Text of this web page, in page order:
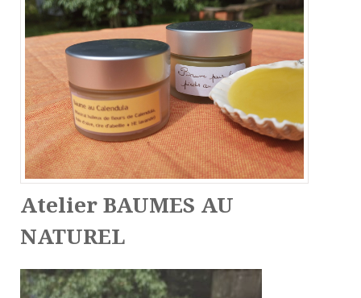
Atelier BAUMES AU
NATUREL